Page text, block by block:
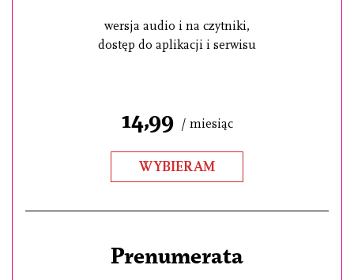
wersja audio i na czytniki,
dostęp do aplikacji i serwisu
14,99 / miesiąc
WYBIERAM
Prenumerata